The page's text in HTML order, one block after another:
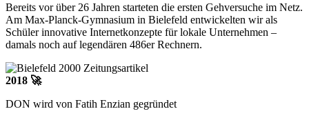
Bereits vor über 26 Jahren starteten die ersten Gehversuche im Netz.
Am Max-Planck-Gymnasium in Bielefeld entwickelten wir als
Schüler innovative Internetkonzepte für lokale Unternehmen –
damals noch auf legendären 486er Rechnern.
2018 🚀
DON wird von Fatih Enzian gegründet